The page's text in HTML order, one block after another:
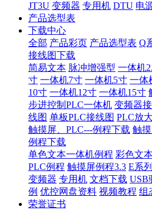
JT3U 变频器 专用机 DTU 电
产品选型表
下载中心
全部 产品彩页 产品选型表 Q
接线图下载
简易文本 脉冲增强型 一体机
寸 一体机7寸 一体机5寸 一体
10寸 一体机12寸 一体机15寸
步进控制PLC一体机 变频器
线图 单板PLC接线图 PLC放
触摸屏、PLC---例程下载 触
例程下载
单色文本一体机例程 彩色文
PLC例程 触摸屏例程3.3 E系
变频器 专用机 文档下载 USB
例 优控网盘资料 视频教程 组
荣誉证书